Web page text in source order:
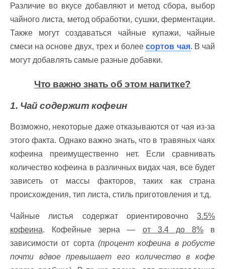
Различие во вкусе добавляют и метод сбора, выбор
чайного листа, метод обработки, сушки, ферментации.
Также могут создаваться чайные купажи, чайные
смеси на основе двух, трех и болеесортов чая. В чай
могут добавлять самые разные добавки.
Что важно знать об этом напитке?
1. Чай содержит кофеин
Возможно, некоторые даже отказываются от чая из-за
этого факта. Однако важно знать, что в травяных чаях
кофеина преимущественно нет. Если сравнивать
количество кофеина в различных видах чая, все будет
зависеть от массы факторов, таких как страна
происхождения, тип листа, стиль приготовления и т.д.
Чайные листья содержат ориентировочно 3.5%
кофеина. Кофейные зерна — от 3.4 до 8%в
зависимости от сорта (процент кофеина в робусте
почти вдвое превышает его количество в кофе